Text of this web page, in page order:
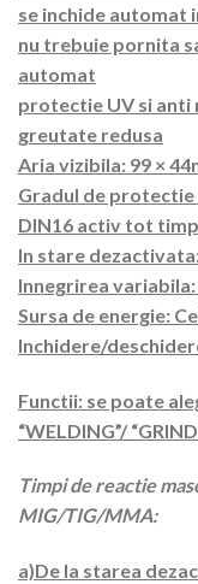
se inchide automat
nu trebuie pornita
automat
protectie UV si anti
greutate redusa
Aria vizibila: 99 ×
Gradul de protectie
DIN16 activ tot
In stare
Innegrirea variabila:
Sursa de energie:
Inchidere/
Functii: se poate
“WELDING”/
Timpi de reactie
MIG/TIG/MMA:
a)De la starea